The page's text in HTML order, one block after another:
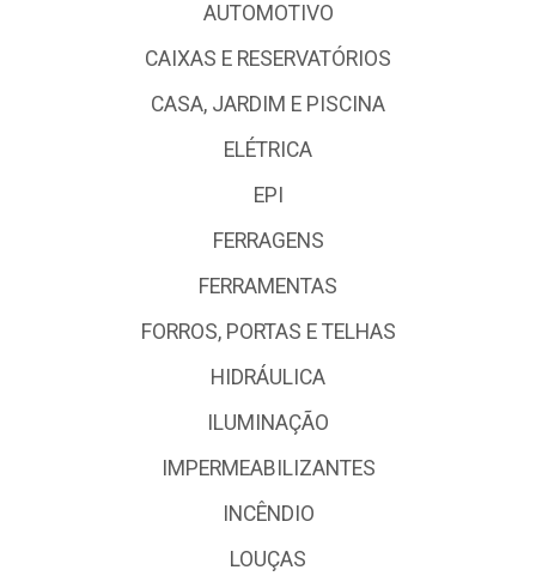
AUTOMOTIVO
CAIXAS E RESERVATÓRIOS
CASA, JARDIM E PISCINA
ELÉTRICA
EPI
FERRAGENS
FERRAMENTAS
FORROS, PORTAS E TELHAS
HIDRÁULICA
ILUMINAÇÃO
IMPERMEABILIZANTES
INCÊNDIO
LOUÇAS